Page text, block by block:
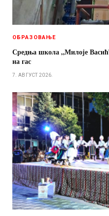
ОБРАЗОВАЊЕ
Средња школа „Милоје
на гас
7. АВГУСТ 2026.